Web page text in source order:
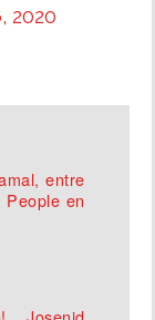
2020
entre
en